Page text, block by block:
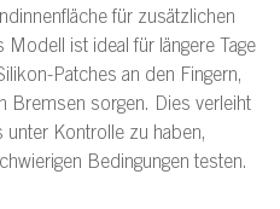
für zusätzlichen
Modell ist ideal für längere Tage
Patches an den Fingern,
Bremsen sorgen. Dies verleiht
unter Kontrolle zu haben,
Bedingungen testen.